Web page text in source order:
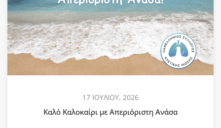
17 ΙΟΥΛΙΟΥ, 2026
Καλό Καλοκαίρι με Απεριόριστη Ανάσα